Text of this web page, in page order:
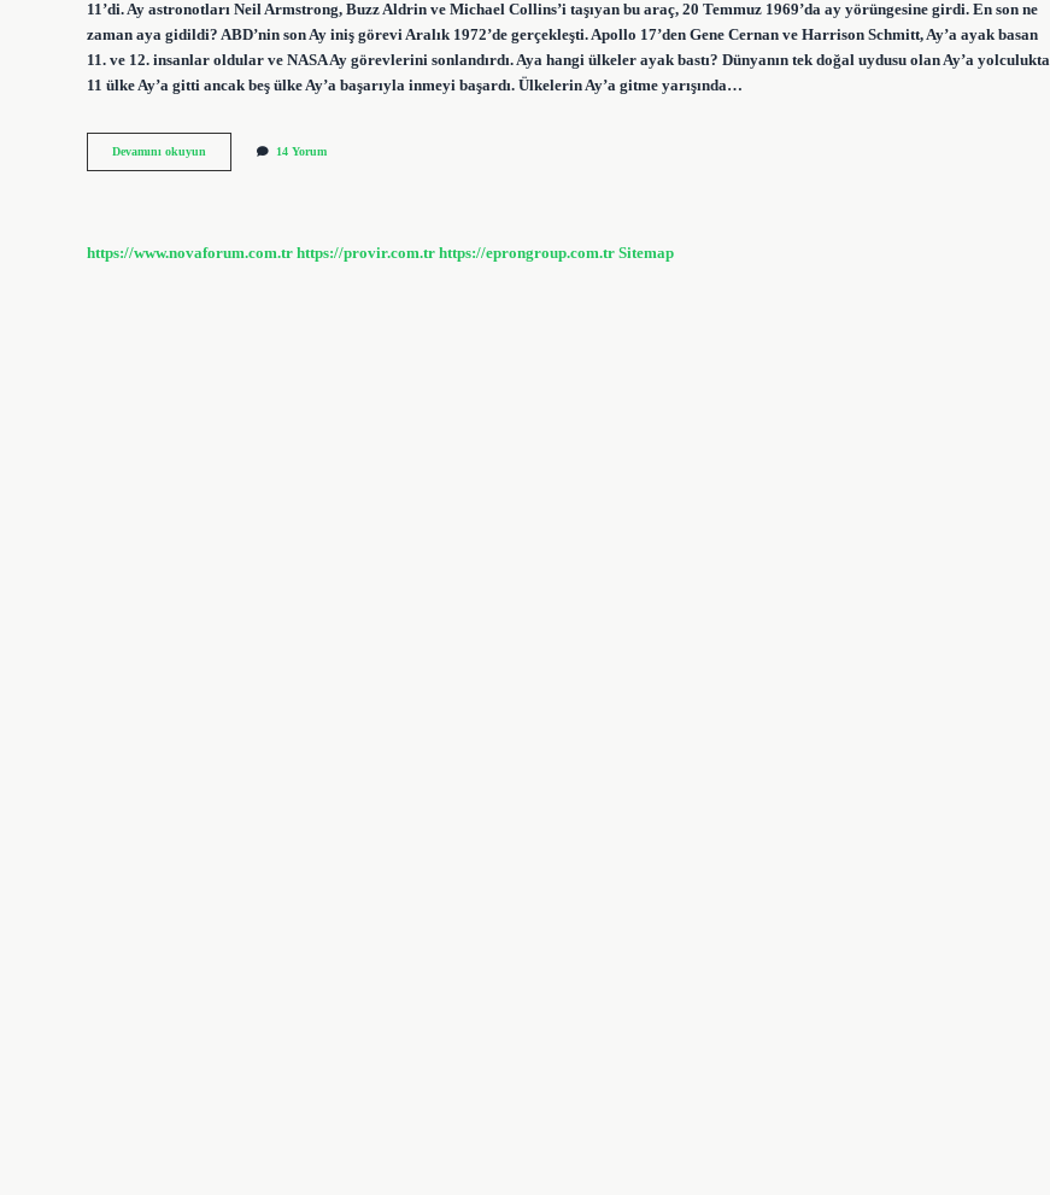
11’di. Ay astronotları Neil Armstrong, Buzz Aldrin ve Michael Collins’i taşıyan bu araç, 20 Temmuz 1969’da ay yörüngesine girdi. En son ne
zaman aya gidildi? ABD’nin son Ay iniş görevi Aralık 1972’de gerçekleşti. Apollo 17’den Gene Cernan ve Harrison Schmitt, Ay’a ayak basan
11. ve 12. insanlar oldular ve NASA Ay görevlerini sonlandırdı. Aya hangi ülkeler ayak bastı? Dünyanın tek doğal uydusu olan Ay’a yolculukta
11 ülke Ay’a gitti ancak beş ülke Ay’a başarıyla inmeyi başardı. Ülkelerin Ay’a gitme yarışında…
Devamını okuyun
Da
14 Yorum
https://www.novaforum.com.tr https://provir.com.tr https://eprongroup.com.tr Sitemap